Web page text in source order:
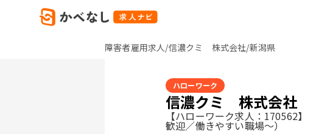
障害者雇用求人/信濃クミ 株式会社/新潟県
ハローワーク
信濃クミ 株式会社
【ハローワーク求人：170562】
歓迎／働きやすい職場〜）